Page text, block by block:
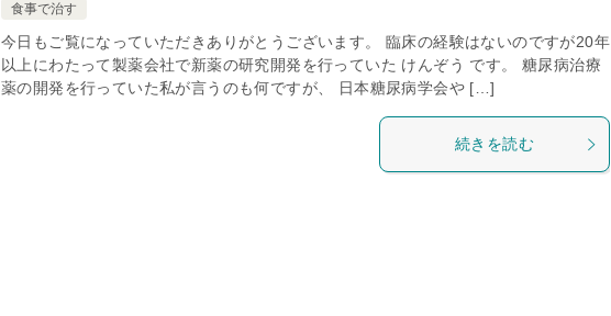
食事で治す
今日もご覧になっていただきありがとうございます。 臨床の経験はないのですが20年
以上にわたって製薬会社で新薬の研究開発を行っていた けんぞう です。 糖尿病治療
薬の開発を行っていた私が言うのも何ですが、 日本糖尿病学会や […]
続きを読む